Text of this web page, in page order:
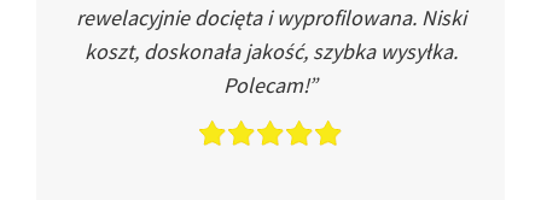
rewelacyjnie docięta i wyprofilowana. Niski
koszt, doskonała jakość, szybka wysyłka.
Polecam!”